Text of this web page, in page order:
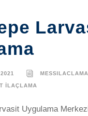
MESSILACLAMA
İLAÇLAMA
Uygulama